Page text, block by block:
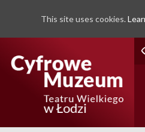
This site uses cookies.